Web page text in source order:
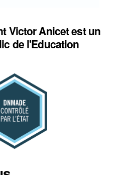
Victor Anicet est un
de l'Education